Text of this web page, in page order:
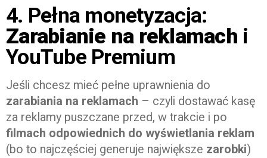
4. Pełna monetyzacja:
Zarabianie na reklamach i
YouTube Premium
Jeśli chcesz mieć pełne uprawnienia do
zarabiania na reklamach – czyli dostawać kasę
za reklamy puszczane przed, w trakcie i po
filmach odpowiednich do wyświetlania reklam
(bo to najczęściej generuje największe zarobki)